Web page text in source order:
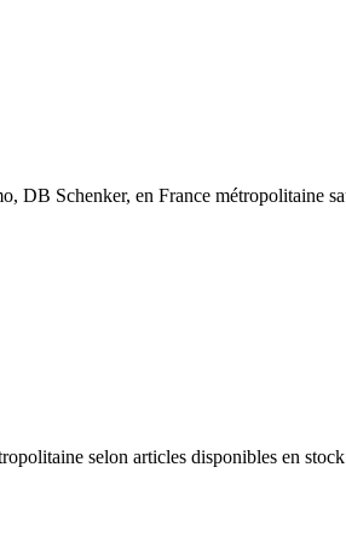
DB Schenker, en France métropolitaine
selon articles disponibles en